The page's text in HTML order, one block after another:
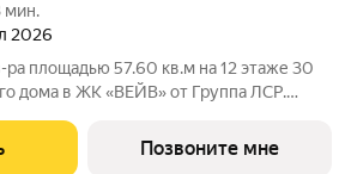
мин.
2026
ра площадью 57.60 кв.м на 12 этаже 30
дома в ЖК «ВЕЙВ» от Группа ЛСР.
переменной этажности,
в
Позвоните мне